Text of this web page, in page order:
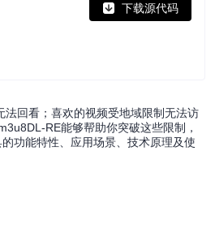
下载源代码
回看；喜欢的视频受地域限制无法访
RE能够帮助你突破这些限制，
功能特性、应用场景、技术原理及使